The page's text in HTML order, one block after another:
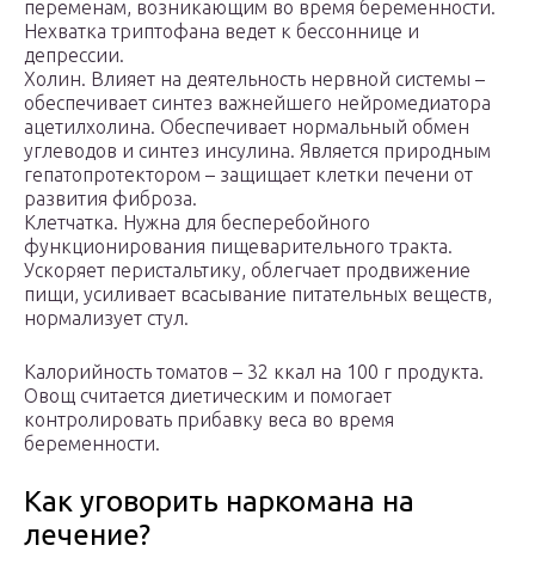
переменам, возникающим во время беременности.
Нехватка триптофана ведет к бессоннице и
депрессии.
Холин. Влияет на деятельность нервной системы –
обеспечивает синтез важнейшего нейромедиатора
ацетилхолина. Обеспечивает нормальный обмен
углеводов и синтез инсулина. Является природным
гепатопротектором – защищает клетки печени от
развития фиброза.
Клетчатка. Нужна для бесперебойного
функционирования пищеварительного тракта.
Ускоряет перистальтику, облегчает продвижение
пищи, усиливает всасывание питательных веществ,
нормализует стул.
Калорийность томатов – 32 ккал на 100 г продукта.
Овощ считается диетическим и помогает
контролировать прибавку веса во время
беременности.
Как уговорить наркомана на
лечение?